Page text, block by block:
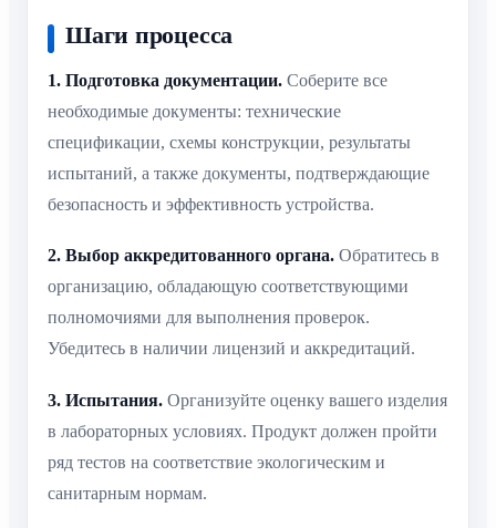
Шаги процесса
1. Подготовка документации. Соберите все
необходимые документы: технические
спецификации, схемы конструкции, результаты
испытаний, а также документы, подтверждающие
безопасность и эффективность устройства.
2. Выбор аккредитованного органа. Обратитесь в
организацию, обладающую соответствующими
полномочиями для выполнения проверок.
Убедитесь в наличии лицензий и аккредитаций.
3. Испытания. Организуйте оценку вашего изделия
в лабораторных условиях. Продукт должен пройти
ряд тестов на соответствие экологическим и
санитарным нормам.